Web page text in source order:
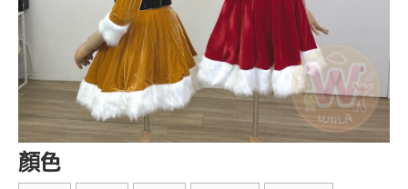
顏色